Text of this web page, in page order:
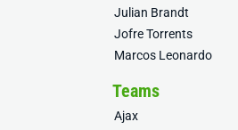
Julian Brandt
Jofre Torrents
Marcos Leonardo
Teams
Ajax